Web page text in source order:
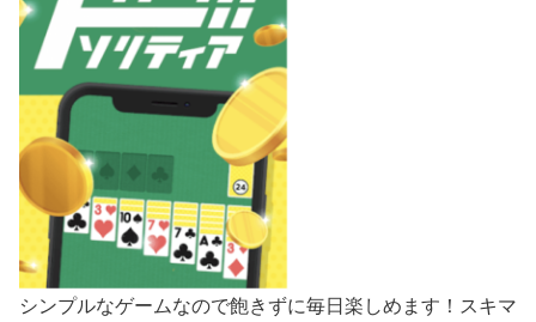
シンプルなゲームなので飽きずに毎日楽しめます！スキマ